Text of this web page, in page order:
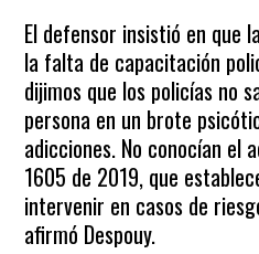
El defensor insistió en que
la falta de capacitación
dijimos que los policías no
persona en un brote
adicciones. No conocían el
1605 de 2019, que
intervenir en casos de
afirmó Despouy.